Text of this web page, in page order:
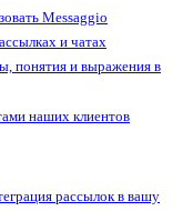
Messaggio
и чатах
понятия и выражения в
наших клиентов
рассылок в вашу